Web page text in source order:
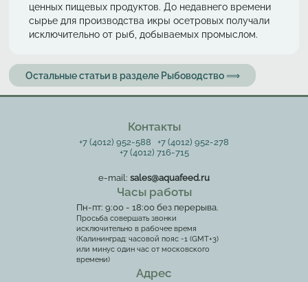
ценных пищевых продуктов. До недавнего времени
сырье для производства икры осетровых получали
исключительно от рыб, добываемых промыслом.
Остальные статьи в разделе Рыбоводство ⟹
Контакты
+7 (4012) 952-588
+7 (4012) 952-278
+7 (4012) 716-715
e-mail: sales@aquafeed.ru
Часы работы
Пн-пт: 9:00 - 18:00 без перерыва.
Просьба совершать звонки
исключительно в рабочее время
(Калининград: часовой пояс -1 (GMT+3)
или минус один час от московского
времени)
Адрес